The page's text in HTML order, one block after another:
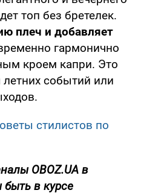
топ без бретелек.
плеч и добавляет
гармонично
кроем капри. Это
событий или
стилистов по
OBOZ.UA в
быть в курсе